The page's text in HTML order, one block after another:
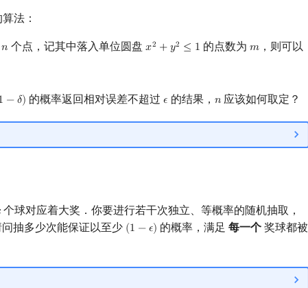
法：
𝑛
n 个点，记其中落入单位圆盘 𝑥2 +𝑦2 ≤ 1
x2 +y 2≤1 的点数为 𝑚
m，则可以
−𝛿)
−δ) 的概率返回相对误差不超过𝜖
ϵ 的结果， 𝑛
n 应该如何取定？
个球对应着大奖．你要进行若干次独立、等概率的随机抽取，
抽多少次能保证以至少 (1 −𝜖)
(1−ϵ) 的概率，满足每一个 奖球都被